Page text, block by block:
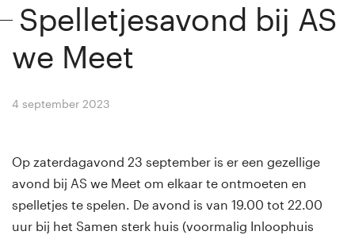
Spelletjesavond bij AS
we Meet
4 september 2023
Op zaterdagavond 23 september is er een gezellige
avond bij AS we Meet om elkaar te ontmoeten en
spelletjes te spelen. De avond is van 19.00 tot 22.00
uur bij het Samen sterk huis (voormalig Inloophuis